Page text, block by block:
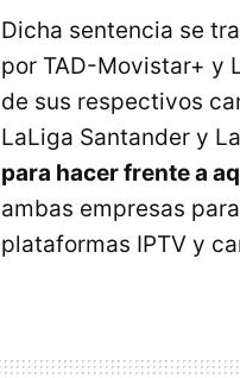
Dicha sentencia se
por TAD-Movistar+ y
de sus respectivos
LaLiga Santander y
para hacer frente a
ambas empresas
plataformas IPTV y